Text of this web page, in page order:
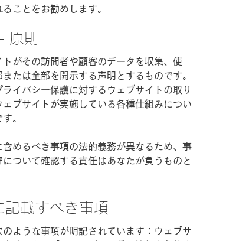
ことをお勧めします。
原則
がその訪問者や顧客のデータを収集、使
たは全部を開示する声明とするものです。
イバシー保護に対するウェブサイトの取り
ブサイトが実施している各種仕組みについ
。
めるべき事項の法的義務が異なるため、事
ついて確認する責任はあなたが負うものと
記載すべき事項
ような事項が明記されています：ウェブサ